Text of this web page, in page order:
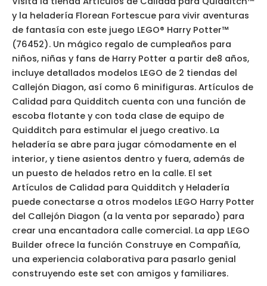
y la heladería Florean Fortescue para vivir aventuras
de fantasía con este juego LEGO® Harry Potter™
(76452). Un mágico regalo de cumpleaños para
niños, niñas y fans de Harry Potter a partir de8 años,
incluye detallados modelos LEGO de 2 tiendas del
Callejón Diagon, así como 6 minifiguras. Artículos de
Calidad para Quidditch cuenta con una función de
escoba flotante y con toda clase de equipo de
Quidditch para estimular el juego creativo. La
heladería se abre para jugar cómodamente en el
interior, y tiene asientos dentro y fuera, además de
un puesto de helados retro en la calle. El set
Artículos de Calidad para Quidditch y Heladería
puede conectarse a otros modelos LEGO Harry Potter
del Callejón Diagon (a la venta por separado) para
crear una encantadora calle comercial. La app LEGO
Builder ofrece la función Construye en Compañía,
una experiencia colaborativa para pasarlo genial
construyendo este set con amigos y familiares.